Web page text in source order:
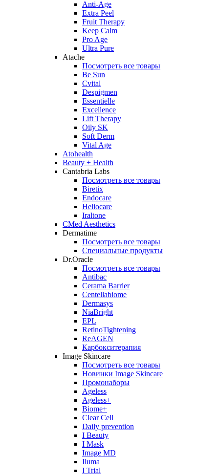
Anti‑Age
Extra Peel
Fruit Therapy
Keep Calm
Pro Age
Ultra Pure
Atache
Посмотреть все товары
Be Sun
Cvital
Despigmen
Essentielle
Excellence
Lift Therapy
Oily SK
Soft Derm
Vital Age
Atohealth
Beauty + Health
Cantabria Labs
Посмотреть все товары
Biretix
Endocare
Heliocare
Iraltone
CMed Aesthetics
Dermatime
Посмотреть все товары
Специальные продукты
Dr.Oracle
Посмотреть все товары
Antibac
Cerama Barrier
Centellabiome
Dermasys
NiaBright
EPL
RetinoTightening
ReAGEN
Карбокситерапия
Image Skincare
Посмотреть все товары
Новинки Image Skincare
Промонаборы
Ageless
Ageless+
Biome+
Clear Cell
Daily prevention
I Beauty
I Mask
Image MD
Iluma
I Trial